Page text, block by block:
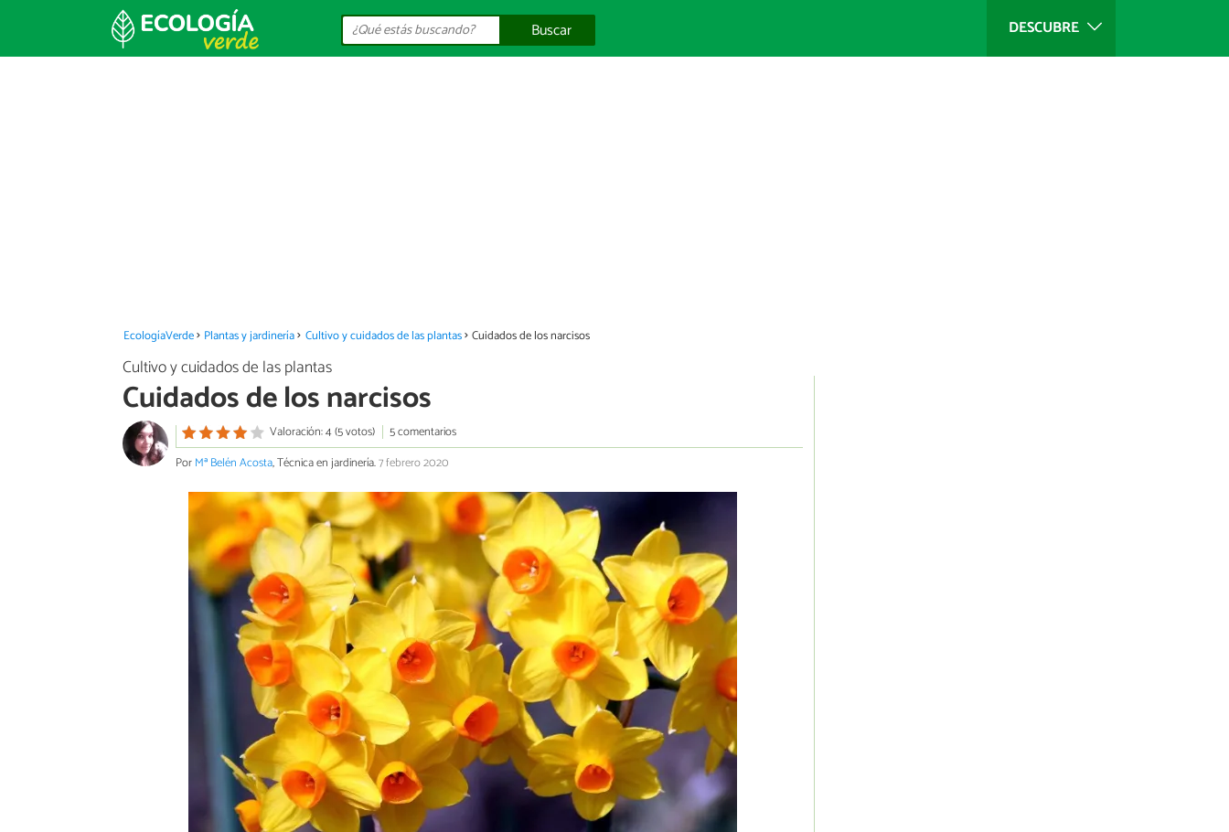
DESCUBRE
Buscar
EcologíaVerde Plantas y jardinería Cultivo y cuidados de las plantas Cuidados de los narcisos
Cultivo y cuidados de las plantas
Cuidados de los narcisos
Valoración: 4 (5 votos)
5 comentarios
PorMª Belén Acosta, Técnica en jardinería.7 febrero 2020